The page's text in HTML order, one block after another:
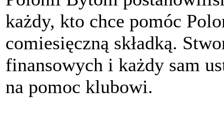
każdy, kto chce pomóc
comiesięczną składką.
finansowych i każdy sam
na pomoc klubowi.